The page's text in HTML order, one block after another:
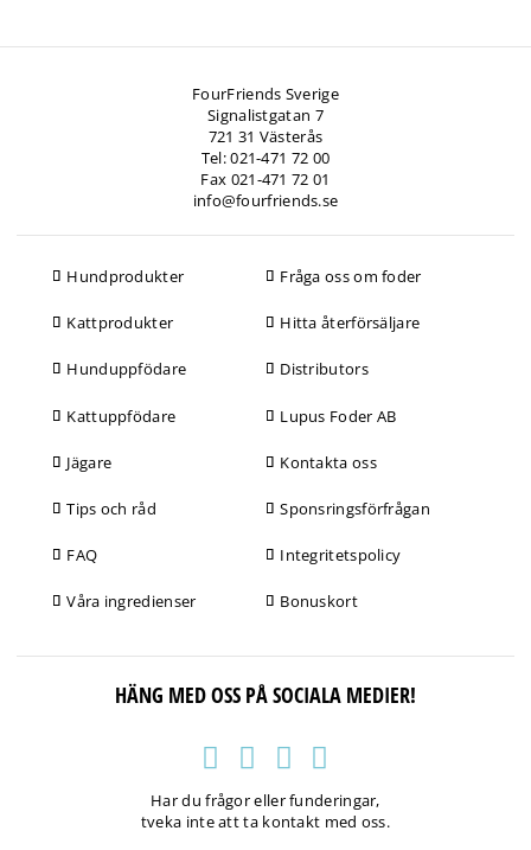
FourFriends Sverige
Signalistgatan 7
721 31 Västerås
Tel: 021-471 72 00
Fax 021-471 72 01
info@fourfriends.se
Hundprodukter
Kattprodukter
Hunduppfödare
Kattuppfödare
Jägare
Tips och råd
FAQ
Våra ingredienser
Fråga oss om foder
Hitta återförsäljare
Distributors
Lupus Foder AB
Kontakta oss
Sponsringsförfrågan
Integritetspolicy
Bonuskort
HÄNG MED OSS PÅ SOCIALA MEDIER!
Har du frågor eller funderingar,
tveka inte att ta kontakt med oss.